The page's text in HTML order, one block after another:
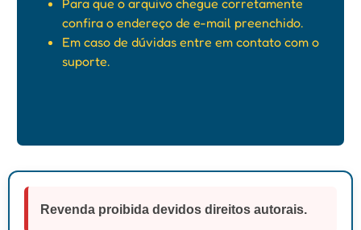
Para que o arquivo chegue corretamente
confira o endereço de e-mail preenchido.
Em caso de dúvidas entre em contato com o
suporte.
Revenda proibida devidos direitos autorais.